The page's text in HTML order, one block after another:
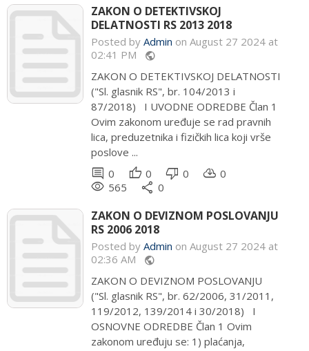
ZAKON O DETEKTIVSKOJ
DELATNOSTI RS 2013 2018
Posted by Admin on August 27 2024 at
02:41 PM public
ZAKON O DETEKTIVSKOJ DELATNOSTI
("Sl. glasnik RS", br. 104/2013 i
87/2018) I UVODNE ODREDBE Član 1
Ovim zakonom uređuje se rad pravnih
lica, preduzetnika i fizičkih lica koji vrše
poslove ...
comment 0 thumb_up 0 thumb_down 0 cloud_download 0
remove_red_eye 565 share 0
ZAKON O DEVIZNOM POSLOVANJU
RS 2006 2018
Posted by Admin on August 27 2024 at
02:36 AM public
ZAKON O DEVIZNOM POSLOVANJU
("Sl. glasnik RS", br. 62/2006, 31/2011,
119/2012, 139/2014 i 30/2018) I
OSNOVNE ODREDBE Član 1 Ovim
zakonom uređuju se: 1) plaćanja,